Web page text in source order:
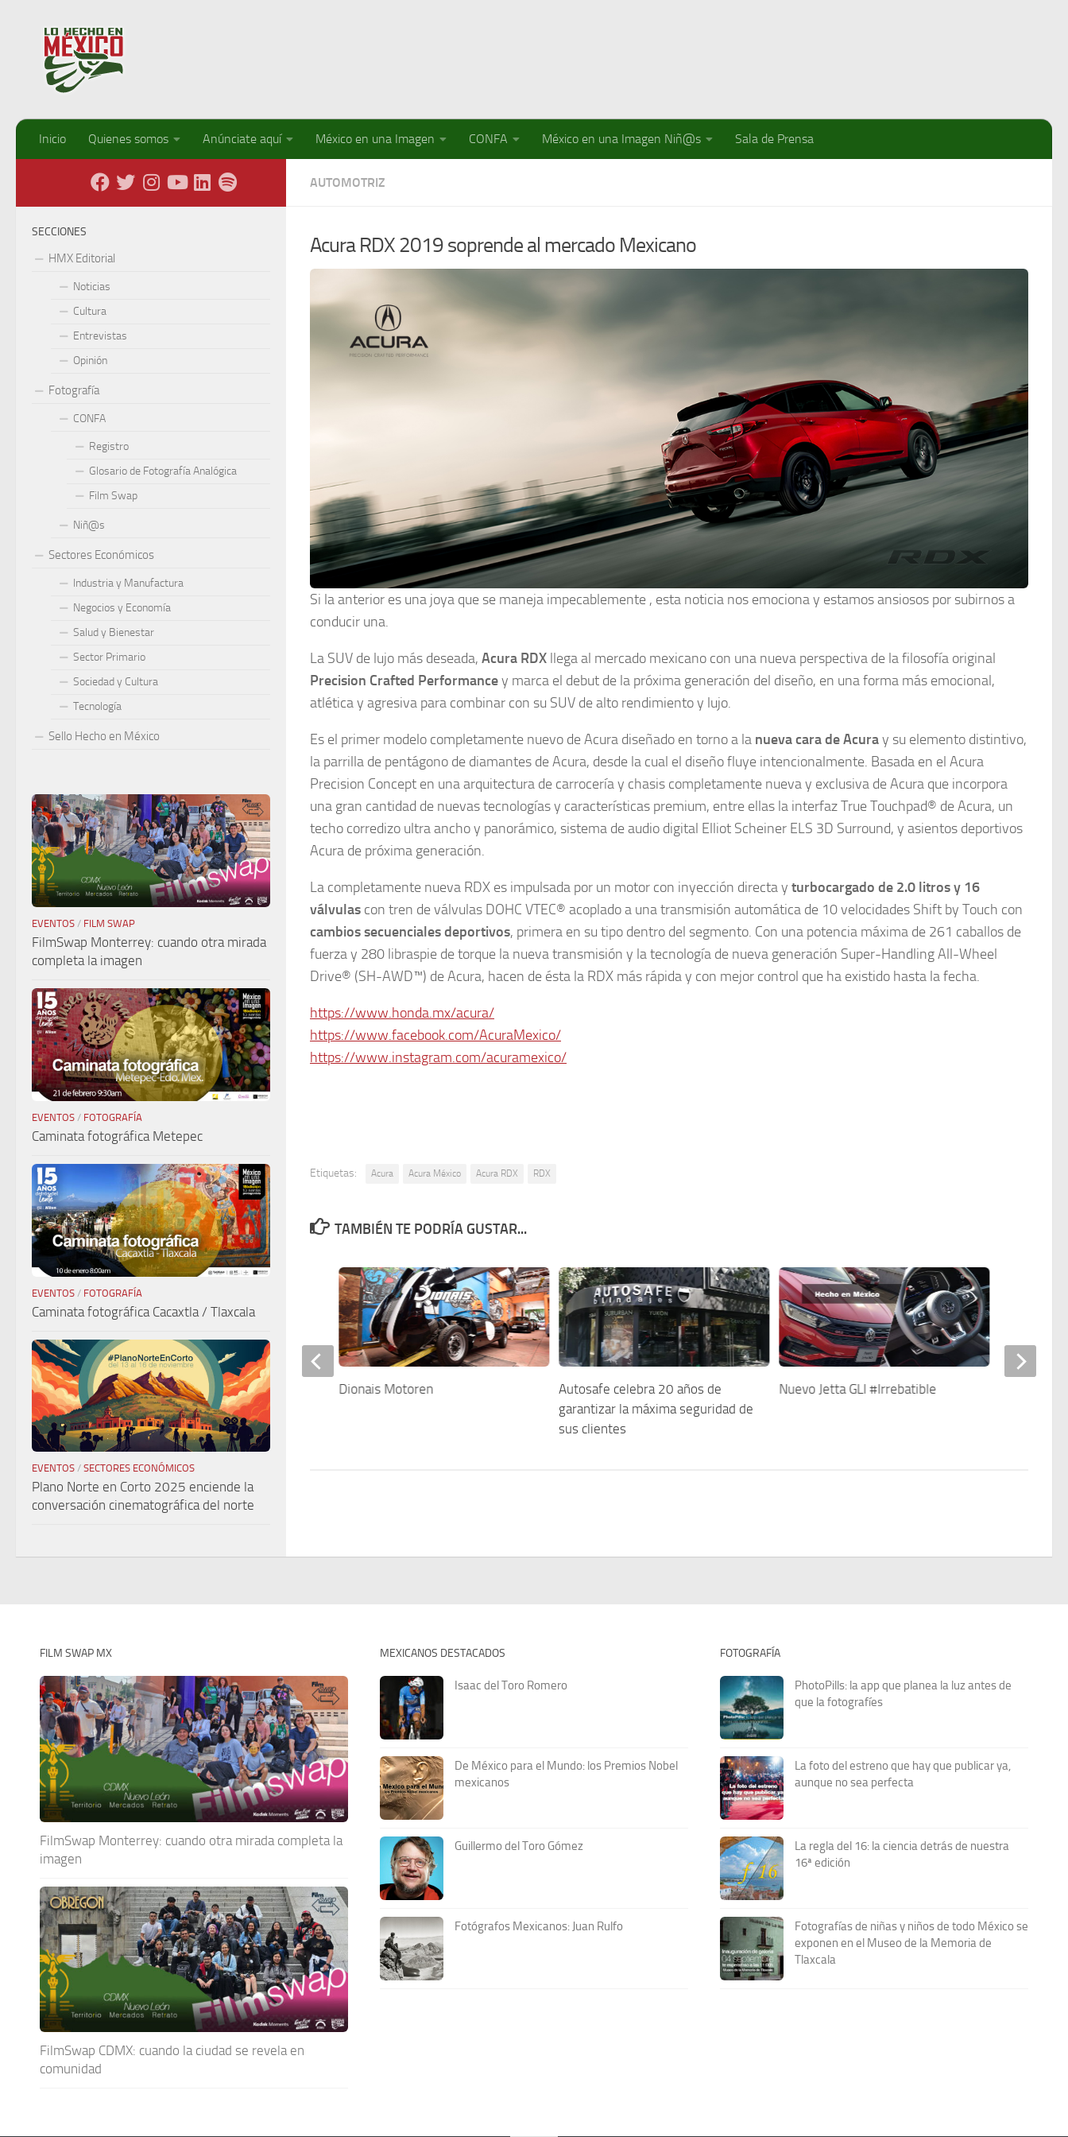
Inicio Quienes somos Anúnciate aquí México en una Imagen CONFA México en una Imagen Niñ@s Sala de Prensa
AUTOMOTRIZ
Acura RDX 2019 soprende al mercado Mexicano
Si la anterior es una joya que se maneja impecablemente , esta noticia nos emociona y estamos ansiosos por subirnos a
conducir una.
La SUV de lujo más deseada, Acura RDX llega al mercado mexicano con una nueva perspectiva de la filosofía original
Precision Crafted Performancey marca el debut de la próxima generación del diseño, en una forma más emocional,
atlética y agresiva para combinar con su SUV de alto rendimiento y lujo.
Es el primer modelo completamente nuevo de Acura diseñado en torno a la nueva cara de Acuray su elemento distintivo,
la parrilla de pentágono de diamantes de Acura, desde la cual el diseño fluye intencionalmente. Basada en el Acura
Precision Concept en una arquitectura de carrocería y chasis completamente nueva y exclusiva de Acura que incorpora
una gran cantidad de nuevas tecnologías y características premium, entre ellas la interfaz True Touchpad® de Acura, un
techo corredizo ultra ancho y panorámico, sistema de audio digital Elliot Scheiner ELS 3D Surround, y asientos deportivos
Acura de próxima generación.
La completamente nueva RDX es impulsada por un motor con inyección directa y turbocargado de 2.0 litros y 16
válvulas con tren de válvulas DOHC VTEC® acoplado a una transmisión automática de 10 velocidades Shift by Touch con
cambios secuenciales deportivos, primera en su tipo dentro del segmento. Con una potencia máxima de 261 caballos de
fuerza y 280 libraspie de torque la nueva transmisión y la tecnología de nueva generación Super-Handling All-Wheel
Drive® (SH-AWD™) de Acura, hacen de ésta la RDX más rápida y con mejor control que ha existido hasta la fecha.
https://www.honda.mx/acura/
https://www.facebook.com/AcuraMexico/
https://www.instagram.com/acuramexico/
Etiquetas: Acura Acura México Acura RDX RDX
TAMBIÉN TE PODRÍA GUSTAR...
Autosafe celebra 20 años de
garantizar la máxima seguridad de
sus clientes
Nuevo Jetta GLI #Irrebatible
Mercedes-Benz GLB es mexicana Dionais Motoren
SECCIONES
HMX Editorial
Noticias
Cultura
Entrevistas
Opinión
Fotografía
CONFA
Registro
Glosario de Fotografía Analógica
Film Swap
Niñ@s
Sectores Económicos
Industria y Manufactura
Negocios y Economía
Salud y Bienestar
Sector Primario
Sociedad y Cultura
Tecnología
Sello Hecho en México
EVENTOS / FILM SWAP
FilmSwap Monterrey: cuando otra mirada
completa la imagen
EVENTOS / FOTOGRAFÍA
Caminata fotográfica Metepec
EVENTOS / FOTOGRAFÍA
Caminata fotográfica Cacaxtla / Tlaxcala
EVENTOS / SECTORES ECONÓMICOS
Plano Norte en Corto 2025 enciende la
conversación cinematográfica del norte
FILM SWAP MX
FilmSwap Monterrey: cuando otra mirada completa la
imagen
FilmSwap CDMX: cuando la ciudad se revela en
comunidad
MEXICANOS DESTACADOS
Isaac del Toro Romero
De México para el Mundo: los Premios Nobel
mexicanos
Guillermo del Toro Gómez
Fotógrafos Mexicanos: Juan Rulfo
FOTOGRAFÍA
PhotoPills: la app que planea la luz antes de
que la fotografíes
La foto del estreno que hay que publicar ya,
aunque no sea perfecta
La regla del 16: la ciencia detrás de nuestra
16ª edición
Fotografías de niñas y niños de todo México se
exponen en el Museo de la Memoria de
Tlaxcala